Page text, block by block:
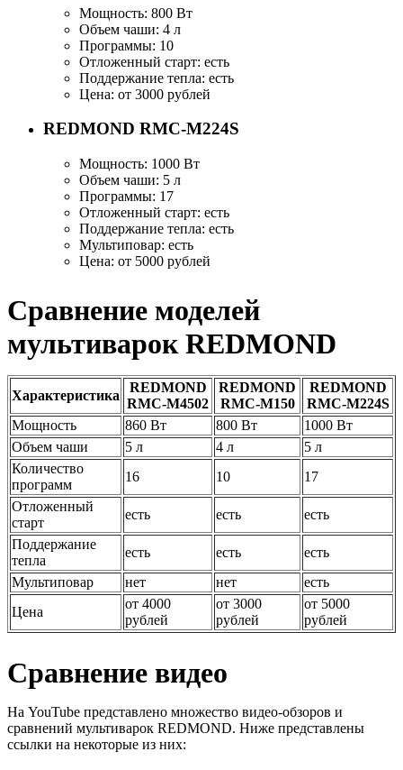
Мощность: 800 Вт
Объем чаши: 4 л
Программы: 10
Отложенный старт: есть
Поддержание тепла: есть
Цена: от 3000 рублей
REDMOND RMC-M224S
Мощность: 1000 Вт
Объем чаши: 5 л
Программы: 17
Отложенный старт: есть
Поддержание тепла: есть
Мультиповар: есть
Цена: от 5000 рублей
Сравнение моделей
мультиварок REDMOND
Характеристика
REDMOND
RMC-M4502
REDMOND
RMC-M150
REDMOND
RMC-M224S
Мощность
860 Вт 800 Вт
1000 Вт
Объем чаши
5 л 4 л
5 л
Количество
программ
16 10
17
Отложенный
старт
есть есть
есть
Поддержание
тепла
есть есть
есть
Мультиповар
нет нет
есть
Цена
от 4000
рублей
от 3000
рублей
от 5000
рублей
Сравнение видео
На YouTube представлено множество видео-обзоров и
сравнений мультиварок REDMOND. Ниже представлены
ссылки на некоторые из них: